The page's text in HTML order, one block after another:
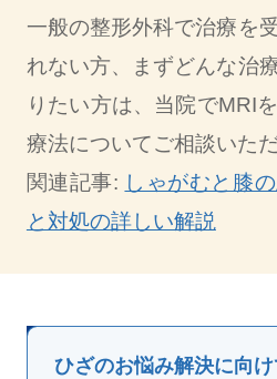
一般の整形外科で治療を
れない方、まずどんな治
りたい方は、当院でMRI
療法についてご相談いただ
関連記事: しゃがむと膝
と対処の詳しい解説
ひざのお悩み解決に向け